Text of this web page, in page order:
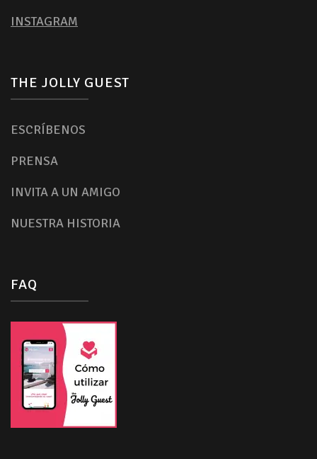
INSTAGRAM
THE JOLLY GUEST
ESCRÍBENOS
PRENSA
INVITA A UN AMIGO
NUESTRA HISTORIA
FAQ